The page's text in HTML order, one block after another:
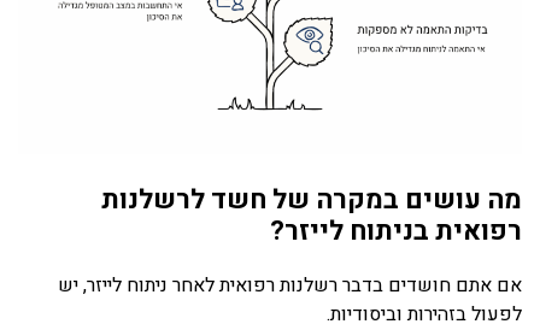
מה עושים במקרה של חשד לרשלנות
רפואית בניתוח לייזר?
אם אתם חושדים בדבר רשלנות רפואית לאחר ניתוח לייזר, יש
לפעול בזהירות וביסודיות.